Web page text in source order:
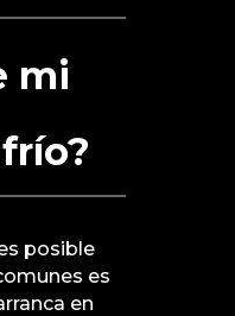
mi
posible
es
en